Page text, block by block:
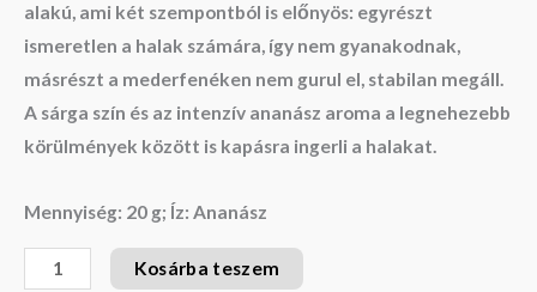
alakú, ami két szempontból is előnyös: egyrészt
ismeretlen a halak számára, így nem gyanakodnak,
másrészt a mederfenéken nem gurul el, stabilan megáll.
A sárga szín és az intenzív ananász aroma a legnehezebb
körülmények között is kapásra ingerli a halakat.
Mennyiség: 20 g; Íz: Ananász
Kosárba teszem